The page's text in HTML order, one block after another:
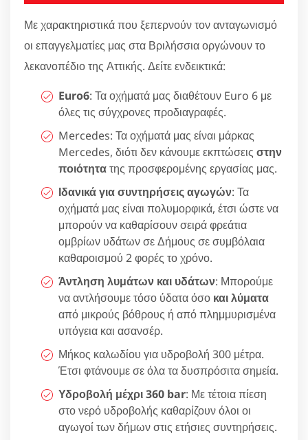
Με χαρακτηριστικά που ξεπερνούν τον ανταγωνισμό
οι επαγγελματίες μας στα Βριλήσσια οργώνουν το
λεκανοπέδιο της Αττικής. Δείτε ενδεικτικά:
Euro6: Τα οχήματά μας διαθέτουν Euro 6 με
όλες τις σύγχρονες προδιαγραφές.
Mercedes: Τα οχήματά μας είναι μάρκας
Mercedes, διότι δεν κάνουμε εκπτώσεις στην
ποιότητατης προσφερομένης εργασίας μας.
Ιδανικά για συντηρήσεις αγωγών: Τα
οχήματά μας είναι πολυμορφικά, έτσι ώστε να
μπορούν να καθαρίσουν σειρά φρεάτια
ομβρίων υδάτων σε Δήμους σε συμβόλαια
καθαροισμού 2 φορές το χρόνο.
Άντληση λυμάτων και υδάτων: Μπορούμε
να αντλήσουμε τόσο ύδατα όσο και λύματα
από μικρούς βόθρους ή από πλημμυρισμένα
υπόγεια και ασανσέρ.
Μήκος καλωδίου για υδροβολή 300 μέτρα.
Έτσι φτάνουμε σε όλα τα δυσπρόσιτα σημεία.
Υδροβολή μέχρι 360 bar: Με τέτοια πίεση
στο νερό υδροβολής καθαρίζουν όλοι οι
αγωγοί των δήμων στις ετήσιες συντηρήσεις.